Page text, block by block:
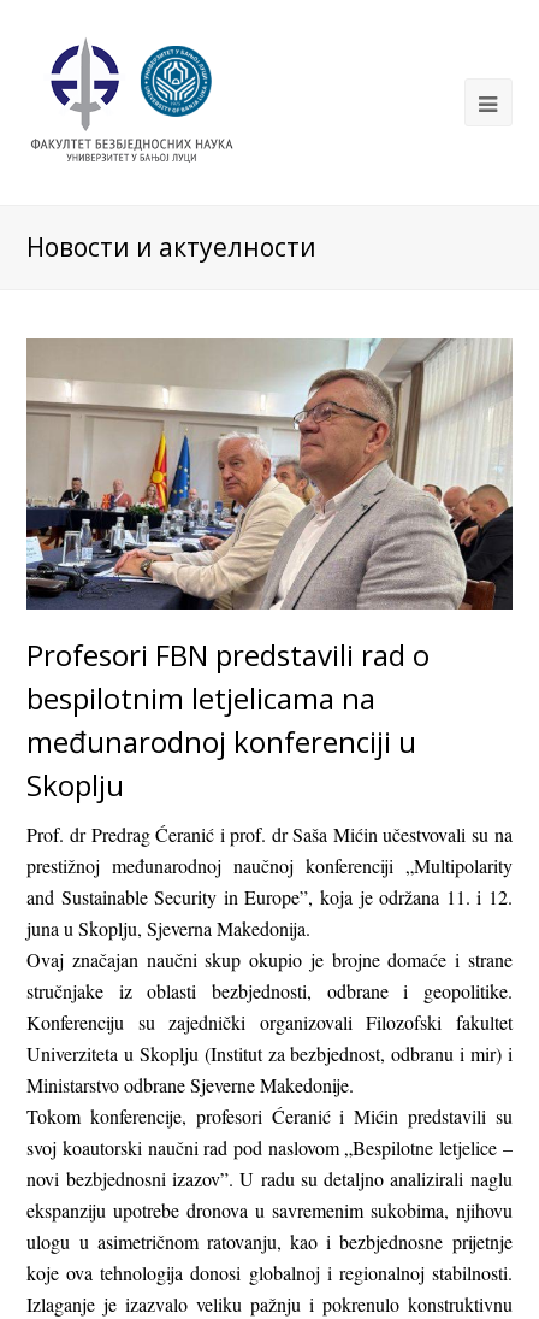
Новости и актуелности
Profesori FBN predstavili rad o
bespilotnim letjelicama na
međunarodnoj konferenciji u
Skoplju
Prof. dr Predrag Ćeranić i prof. dr Saša Mićin učestvovali su na
prestižnoj međunarodnoj naučnoj konferenciji „Multipolarity
and Sustainable Security in Europe”, koja je održana 11. i 12.
juna u Skoplju, Sjeverna Makedonija.
Ovaj značajan naučni skup okupio je brojne domaće i strane
stručnjake iz oblasti bezbjednosti, odbrane i geopolitike.
Konferenciju su zajednički organizovali Filozofski fakultet
Univerziteta u Skoplju (Institut za bezbjednost, odbranu i mir) i
Ministarstvo odbrane Sjeverne Makedonije.
Tokom konferencije, profesori Ćeranić i Mićin predstavili su
svoj koautorski naučni rad pod naslovom „Bespilotne letjelice –
novi bezbjednosni izazov”. U radu su detaljno analizirali naglu
ekspanziju upotrebe dronova u savremenim sukobima, njihovu
ulogu u asimetričnom ratovanju, kao i bezbjednosne prijetnje
koje ova tehnologija donosi globalnoj i regionalnoj stabilnosti.
Izlaganje je izazvalo veliku pažnju i pokrenulo konstruktivnu